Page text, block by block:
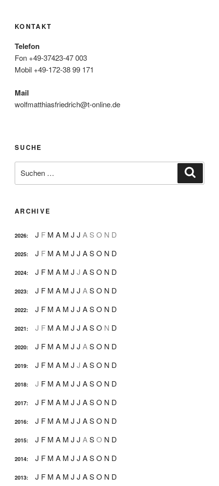
KONTAKT
Telefon
Fon +49-37423-47 003
Mobil +49-172-38 99 171
Mail
wolfmatthiasfriedrich@t-online.de
SUCHE
nach:
ARCHIVE
2026: J F M A M J J A S O N D
2025: J F M A M J J ASO N D
2024: J F M A M J J ASO N D
2023: J F M A M J J ASO N D
2022: J F M A M J J ASO N D
2021: J F M A M J J ASO N D
2020: J F M A M J J ASO N D
2019: J F M A M J J ASO N D
2018: J F M A M J J ASO N D
2017: J F M A M J J ASO N D
2016: J F M A M J J ASO N D
2015: J F M A M J J ASO N D
2014: J F M A M J J ASO N D
2013: J F M A M J J ASO N D